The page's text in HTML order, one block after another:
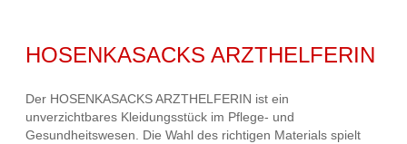
HOSENKASACKS ARZTHELFERIN
Der HOSENKASACKS ARZTHELFERIN ist ein
unverzichtbares Kleidungsstück im Pflege- und
Gesundheitswesen. Die Wahl des richtigen Materials spielt